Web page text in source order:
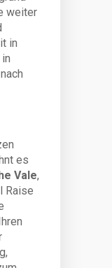
weiter
in
es
Vale,
Raise